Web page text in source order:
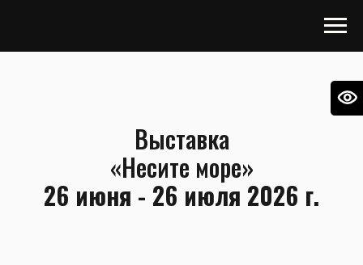
Выставка
«Несите море»
26 июня - 26 июля 2026 г.